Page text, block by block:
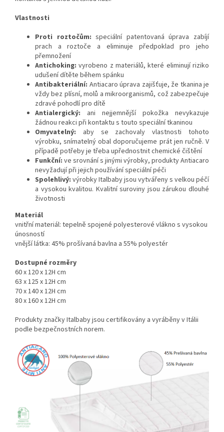
Vlastnosti
Proti roztočům: speciální patentovaná úprava zabíjí
prach a roztoče a eliminuje předpoklad pro jeho
přemnožení
Antichoking: vyrobeno z materiálů, které eliminují riziko
udušení dítěte během spánku
Antibakteriální: Antiacaro úprava zajišťuje, že tkanina je
vždy bez plísní, molů a mikroorganismů, což zabezpečuje
zdravé pohodlí pro dítě
Antialergický: ani nejjemnější pokožka nevykazuje
žádnou reakci při kontaktu s touto speciální tkaninou
Omyvatelný: aby se zachovaly vlastnosti tohoto
výrobku, snímatelný obal doporučujeme prát jen ručně. V
případě potřeby je třeba upřednostnit chemické čištění
Funkční: ve srovnání s jinými výrobky, produkty Antiacaro
nevyžadují při jejich používání speciální péči
Spolehlivý: výrobky Italbaby jsou vytvářeny s velkou péčí
a vysokou kvalitou. Kvalitní suroviny jsou zárukou dlouhé
životnosti
Materiál
vnitřní materiál: tepelně spojené polyesterové vlákno s vysokou
únosností
vnější látka: 45% prošívaná bavlna a 55% polyestér
Dostupné rozměry
60 x 120 x 12H cm
63 x 125 x 12H cm
70 x 140 x 12H cm
80 x 160 x 12H cm
Produkty značky Italbaby jsou certifikovány a vyráběny v Itálii
podle bezpečnostních norem.